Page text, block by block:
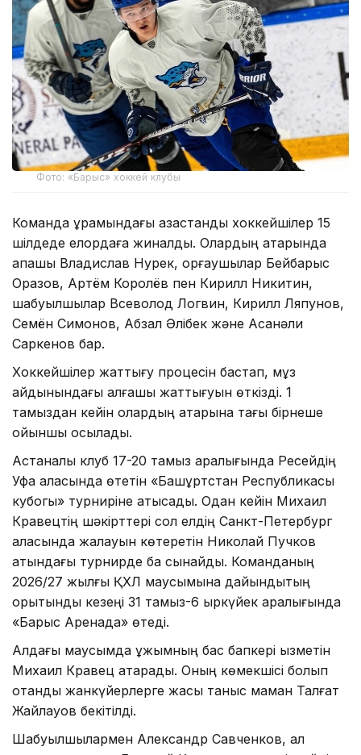
Фото: «Барыс» хоккей клубы
Команда құрамындағы қазақстандық хоккейшілер 15
шілдеде елордаға жиналды. Олардың қатарында
қақпашы Владислав Нурек, қорғаушылар Бейбарыс
Оразов, Артём Королёв пен Кирилл Никитин,
шабуылшылар Всеволод Логвин, Кирилл Ляпунов,
Семён Симонов, Абзал Әлібек және Асанәли
Саркенов бар.
Хоккейшілер жаттығу процесін бастап, мұз
айдынындағы алғашқы жаттығуын өткізді. 1
тамыздан кейін олардың қатарына тағы бірнеше
ойыншы қосылады.
Астаналық клуб 17-20 тамыз аралығында Ресейдің
Уфа қаласында өтетін «Башқұртстан Республикасы
кубогы» турниріне қатысады. Одан кейін Михаил
Кравецтің шәкірттері сол елдің Санкт-Петербург
қаласында жалауын көтеретін Николай Пучков
атындағы турнирде бақ сынайды. Команданың
2026/27 жылғы ҚХЛ маусымына дайындықтың
қорытынды кезеңі 31 тамыз-6 қыркүйек аралығында
«Барыс Аренада» өтеді.
Алдағы маусымда ұжымның бас бапкері қызметін
Михаил Кравец атқарады. Оның көмекшісі болып
отандық жанкүйерлерге жақсы таныс маман Талғат
Жайлауов бекітілді.
Шабуылшылармен Александр Савченков, ал